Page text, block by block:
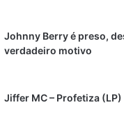
Johnny Berry é preso,
verdadeiro motivo
Jiffer MC – Profetiza (LP)